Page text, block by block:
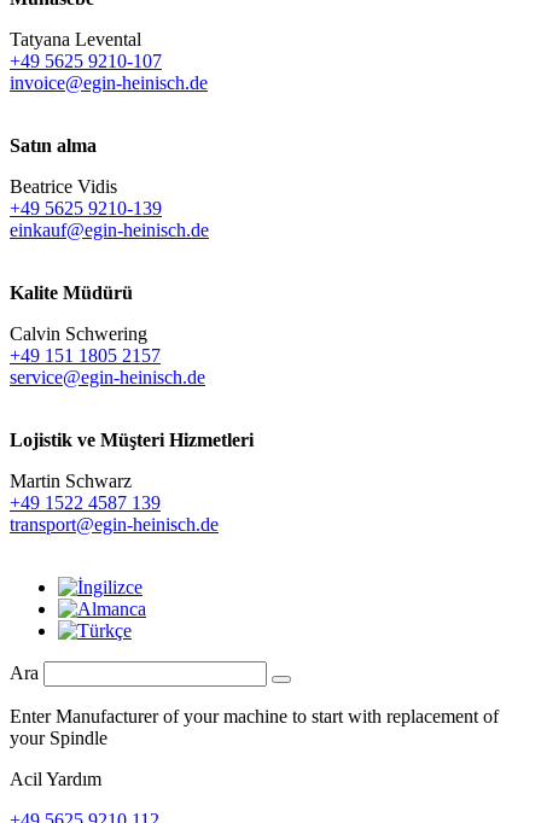
Tatyana Levental
+49 5625 9210-107
invoice@egin-heinisch.de
Satın alma
Beatrice Vidis
+49 5625 9210-139
einkauf@egin-heinisch.de
Kalite Müdürü
Calvin Schwering
+49 151 1805 2157
service@egin-heinisch.de
Lojistik ve Müşteri Hizmetleri
Martin Schwarz
+49 1522 4587 139
transport@egin-heinisch.de
Ara
Enter Manufacturer of your machine to start with replacement of
your Spindle
Acil Yardım